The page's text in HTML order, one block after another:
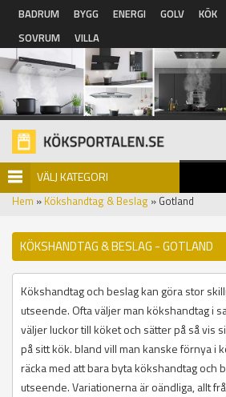
Hoppa till huvudinnehåll
BADRUM BYGG ENERGI GOLV KÖK
SOVRUM
VILLA
VÄLJ KATEGORI
Hem » Kökshandtag & Beslag » Gotland
KÖKSHANDTAG & BESLAG - GOTLAND
Kökshandtag och beslag kan göra stor
utseende. Ofta väljer man kökshandtag i
väljer luckor till köket och sätter på så vis
på sitt kök. bland vill man kanske förnya i
räcka med att bara byta kökshandtag och
utseende. Variationerna är oändliga, allt